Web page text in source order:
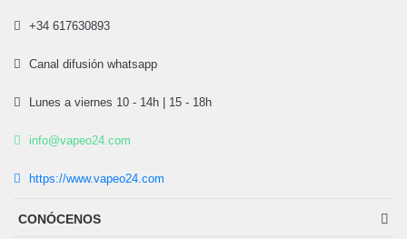
+34 617630893
Canal difusión whatsapp
Lunes a viernes 10 - 14h | 15 - 18h
info@vapeo24.com
https://www.vapeo24.com
CONÓCENOS